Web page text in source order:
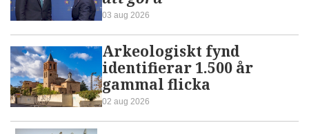
03 aug 2026
Arkeologiskt fynd
identifierar 1.500 år
gammal flicka
02 aug 2026